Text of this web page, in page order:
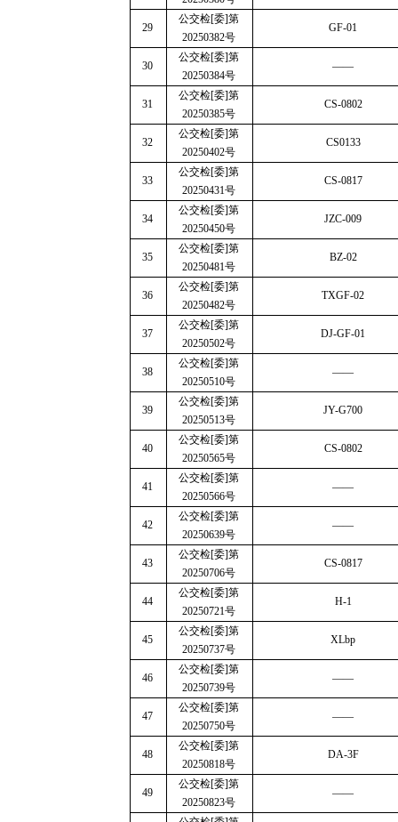
29
公交检[委]第
20250382号
GF-01
30
公交检[委]第
20250384号
——
31
公交检[委]第
20250385号
CS-0802
32
公交检[委]第
20250402号
CS0133
33
公交检[委]第
20250431号
CS-0817
34
公交检[委]第
20250450号
JZC-009
35
公交检[委]第
20250481号
BZ-02
36
公交检[委]第
20250482号
TXGF-02
37
公交检[委]第
20250502号
DJ-GF-01
38
公交检[委]第
20250510号
——
39
公交检[委]第
20250513号
JY-G700
40
公交检[委]第
20250565号
CS-0802
41
公交检[委]第
20250566号
——
42
公交检[委]第
20250639号
——
43
公交检[委]第
20250706号
CS-0817
44
公交检[委]第
20250721号
H-1
45
公交检[委]第
20250737号
XLbp
46
公交检[委]第
20250739号
——
47
公交检[委]第
20250750号
——
48
公交检[委]第
20250818号
DA-3F
49
公交检[委]第
20250823号
——